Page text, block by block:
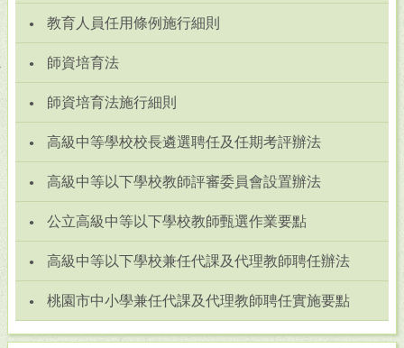
教育人員任用條例施行細則
師資培育法
師資培育法施行細則
高級中等學校校長遴選聘任及任期考評辦法
高級中等以下學校教師評審委員會設置辦法
公立高級中等以下學校教師甄選作業要點
高級中等以下學校兼任代課及代理教師聘任辦法
桃園市中小學兼任代課及代理教師聘任實施要點